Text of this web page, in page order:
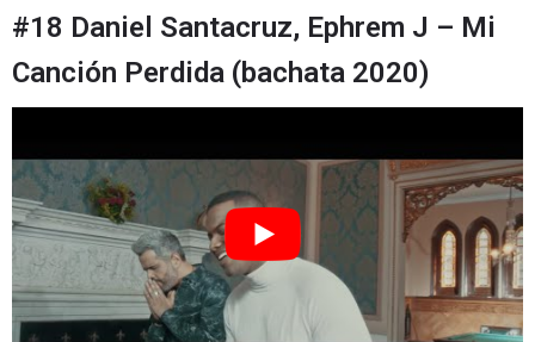
#18 Daniel Santacruz, Ephrem J – Mi
Canción Perdida (bachata 2020)